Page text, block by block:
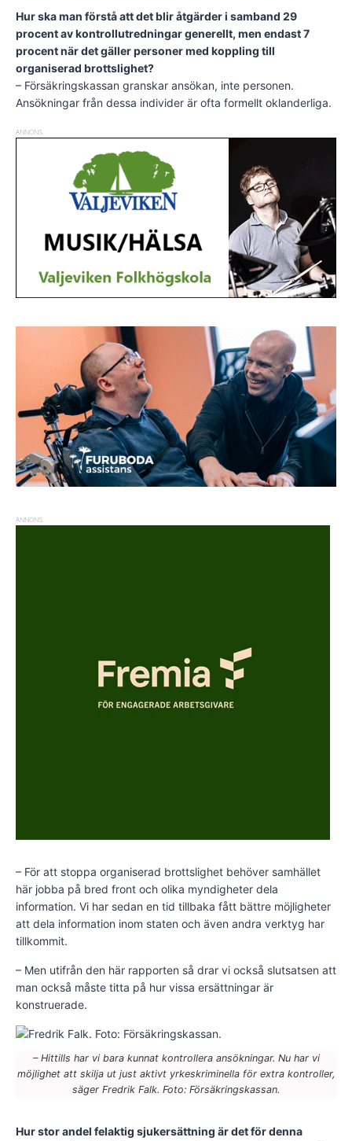
Hur ska man förstå att det blir åtgärder i samband 29
procent av kontrollutredningar generellt, men endast 7
procent när det gäller personer med koppling till
organiserad brottslighet?
– Försäkringskassan granskar ansökan, inte personen.
Ansökningar från dessa individer är ofta formellt oklanderliga.
ANNONS
ANNONS
– För att stoppa organiserad brottslighet behöver samhället
här jobba på bred front och olika myndigheter dela
information. Vi har sedan en tid tillbaka fått bättre möjligheter
att dela information inom staten och även andra verktyg har
tillkommit.
– Men utifrån den här rapporten så drar vi också slutsatsen att
man också måste titta på hur vissa ersättningar är
konstruerade.
– Hittills har vi bara kunnat kontrollera ansökningar. Nu har vi
möjlighet att skilja ut just aktivt yrkeskriminella för extra kontroller,
säger Fredrik Falk. Foto: Försäkringskassan.
Hur stor andel felaktig sjukersättning är det för denna